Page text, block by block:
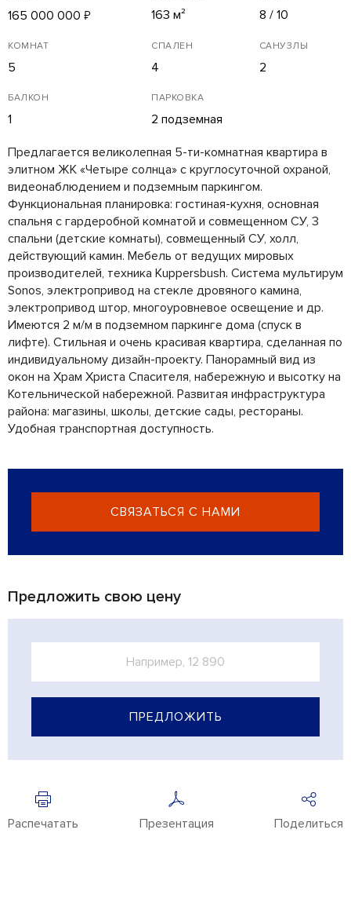
165 000 000 ₽ 163 м² 8 / 10
КОМНАТ
5
СПАЛЕН
4
САНУЗЛЫ
2
БАЛКОН
1
ПАРКОВКА
2 подземная
Предлагается великолепная 5-ти-комнатная квартира в
элитном ЖК «Четыре солнца» с круглосуточной охраной,
видеонаблюдением и подземным паркингом.
Функциональная планировка: гостиная-кухня, основная
спальня с гардеробной комнатой и совмещенном СУ, 3
спальни (детские комнаты), совмещенный СУ, холл,
действующий камин. Мебель от ведущих мировых
производителей, техника Kuppersbush. Система мультирум
Sonos, электропривод на стекле дровяного камина,
электропривод штор, многоуровневое освещение и др.
Имеются 2 м/м в подземном паркинге дома (спуск в
лифте). Стильная и очень красивая квартира, сделанная по
индивидуальному дизайн-проекту. Панорамный вид из
окон на Храм Христа Спасителя, набережную и высотку на
Котельнической набережной. Развитая инфраструктура
района: магазины, школы, детские сады, рестораны.
Удобная транспортная доступность.
СВЯЗАТЬСЯ С НАМИ
Предложить свою цену
ПРЕДЛОЖИТЬ
Распечатать Презентация Поделиться